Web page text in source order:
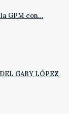
GPM con…
GABY LÓPEZ